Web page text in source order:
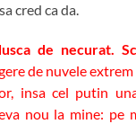
cred ca da.
de necurat.
de nuvele
insa cel putin
nou la mine: pe